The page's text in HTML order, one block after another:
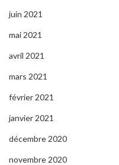
juin 2021
mai 2021
avril 2021
mars 2021
février 2021
janvier 2021
décembre 2020
novembre 2020